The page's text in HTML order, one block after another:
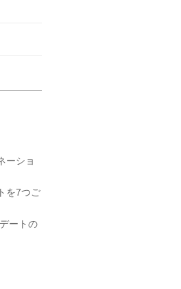
ーショ
を7つご
ートの